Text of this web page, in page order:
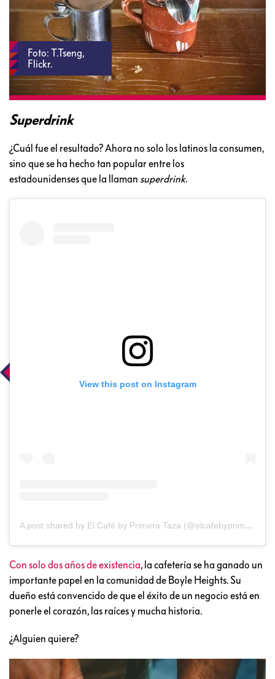
Foto: T.Tseng,
Flickr.
Superdrink
¿Cuál fue el resultado? Ahora no solo los latinos la consumen,
sino que se ha hecho tan popular entre los
estadounidenses que la llaman superdrink.
View this post on Instagram
A post shared by El Café by Primera Taza (@elcafebyprimera)
Con solo dos años de existencia, la cafetería se ha ganado un
importante papel en la comunidad de Boyle Heights. Su
dueño está convencido de que el éxito de un negocio está en
ponerle el corazón, las raíces y mucha historia.
¿Alguien quiere?